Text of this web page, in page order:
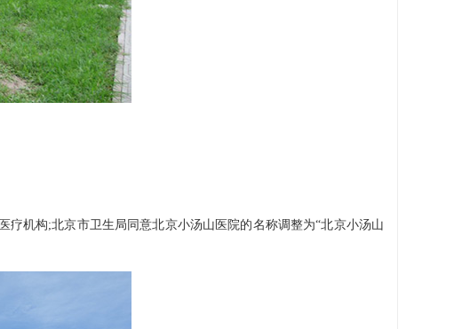
机构;北京市卫生局同意北京小汤山医院的名称调整为“北京小汤山